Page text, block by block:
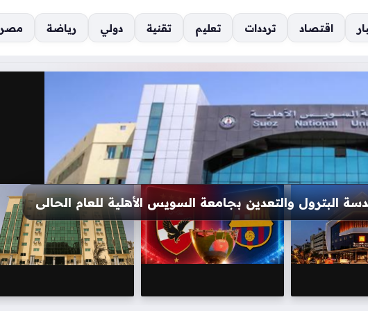
اقتصاد ترددات تعليم تقنية دولي رياضة مصر
بحالة ممتازة وبأسعار تنافسية للمواطنين